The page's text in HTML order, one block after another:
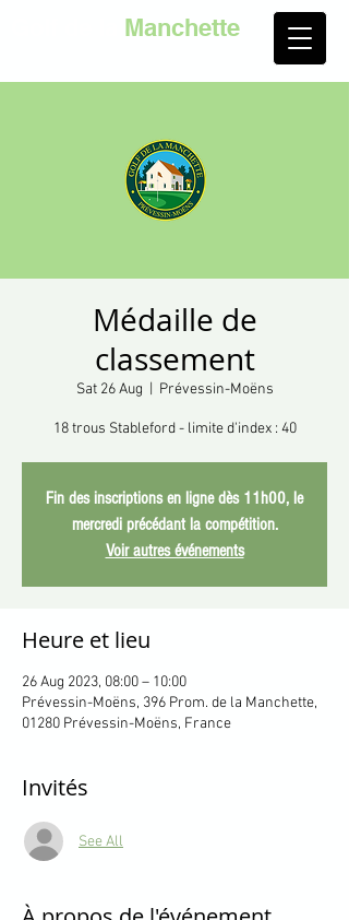
Manchette
Médaille de
classement
Sat 26 Aug Prévessin-Moëns
18 trous Stableford - limite d'index : 40
Fin des inscriptions en ligne dès 11h00, le
mercredi précédant la compétition.
Voir autres événements
Heure et lieu
26 Aug 2023, 08:00 – 10:00
Prévessin-Moëns, 396 Prom. de la Manchette,
01280 Prévessin-Moëns, France
Invités
See All